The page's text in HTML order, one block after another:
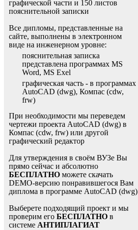
графической части и 150 листов
пояснительной записки
Все дипломы, представленные на
сайте, выполнены в электронном
виде на инженерном уровне:
пояснительная записка
представлена программах MS
Word, MS Exel
графическая часть - в программах
AutoCAD (dwg), Компас (cdw,
frw)
При необходимости мы переведем
чертежи проекта AutoCAD (dwg) в
Компас (cdw, frw) или другой
графический редактор
Для утверждения в своём ВУЗе Вы
прямо сейчас и абсолютно
БЕСПЛАТНО можете скачать
DEMO-версию понравившегося Вам
диплома в программе AutoCAD (dwg)
Выберете подходящий проект и мы
проверим его БЕСПЛАТНО в
системе АНТИПЛАГИАТ